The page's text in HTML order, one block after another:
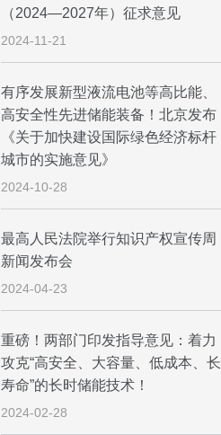
（2024—2027年）征求意见
2024-11-21
有序发展新型液流电池等高比能、
高安全性先进储能装备！北京发布
《关于加快建设国际绿色经济标杆
城市的实施意见》
2024-10-28
最高人民法院举行知识产权宣传周
新闻发布会
2024-04-23
重磅！两部门印发指导意见：着力
攻克“高安全、大容量、低成本、长
寿命”的长时储能技术！
2024-02-28